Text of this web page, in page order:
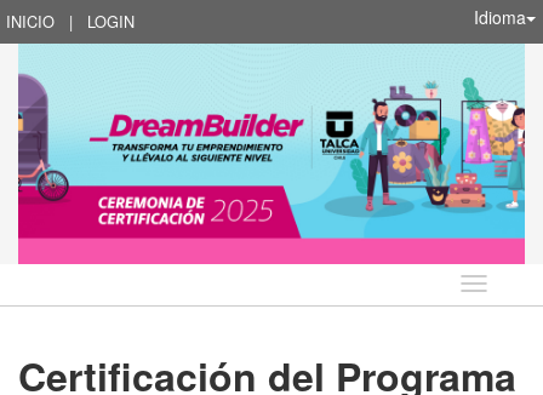
INICIO | LOGIN Idioma
Idioma
Certificación del Programa